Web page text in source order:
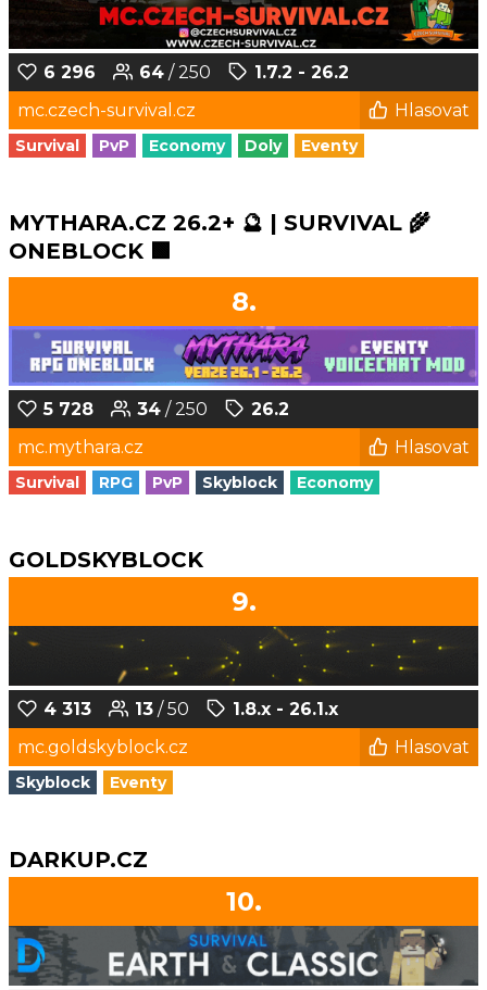
6 296 64 / 250
1.7.2 - 26.2
mc.czech-survival.cz
Hlasovat
Survival PvP Economy Doly Eventy
MYTHARA.CZ 26.2+ 🔮 | SURVIVAL 🌾
ONEBLOCK 🟩
8.
5 728 34 / 250
26.2
mc.mythara.cz
Hlasovat
Survival RPG PvP Skyblock Economy
GOLDSKYBLOCK
9.
4 313 13 / 50
1.8.x - 26.1.x
mc.goldskyblock.cz
Hlasovat
Skyblock Eventy
DARKUP.CZ
10.